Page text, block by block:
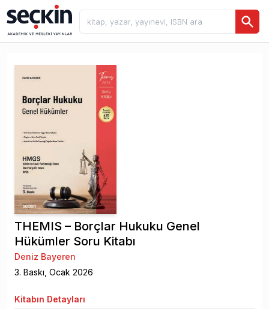
THEMIS – Borçlar Hukuku Genel
Hükümler Soru Kitabı
Deniz Bayeren
3. Baskı, Ocak 2026
Kitabın Detayları